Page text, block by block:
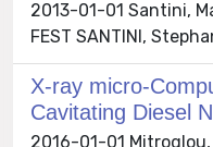
2013-01-01 Santini,
FEST SANTINI,
X-ray micro-
Cavitating Diesel
2016-01-01